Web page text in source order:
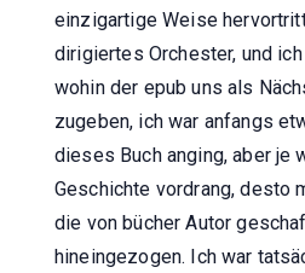
einzigartige Weise
dirigiertes Orchester, und
wohin der epub uns als
zugeben, ich war anfangs
dieses Buch anging, aber je
Geschichte vordrang, desto
die von bücher Autor
hineingezogen. Ich war